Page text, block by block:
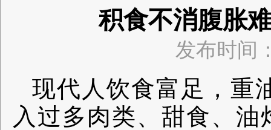
积食不消腹胀
发布时间
现代人饮食富足，重
入过多肉类、甜食、